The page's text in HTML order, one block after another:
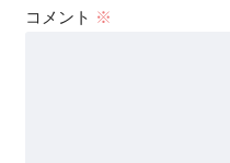
コメント ※